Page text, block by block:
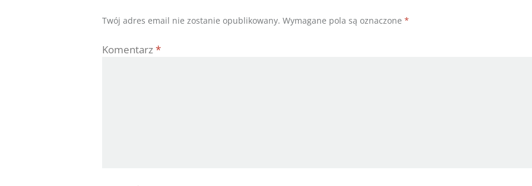
Twój adres email nie zostanie opublikowany. Wymagane pola są oznaczone *
Komentarz*